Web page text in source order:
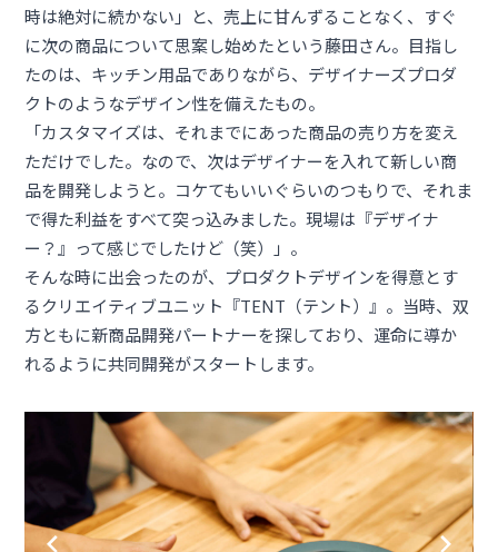
時は絶対に続かない」と、売上に甘んずることなく、すぐ
に次の商品について思案し始めたという藤田さん。目指し
たのは、キッチン用品でありながら、デザイナーズプロダ
クトのようなデザイン性を備えたもの。
「カスタマイズは、それまでにあった商品の売り方を変え
ただけでした。なので、次はデザイナーを入れて新しい商
品を開発しようと。コケてもいいぐらいのつもりで、それま
で得た利益をすべて突っ込みました。現場は『デザイナ
ー？』って感じでしたけど（笑）」。
そんな時に出会ったのが、プロダクトデザインを得意とす
るクリエイティブユニット『TENT（テント）
』。当時、双
方ともに新商品開発パートナーを探しており、運命に導か
れるように共同開発がスタートします。